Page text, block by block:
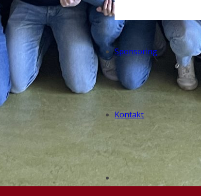
Sponsoring
Kontakt